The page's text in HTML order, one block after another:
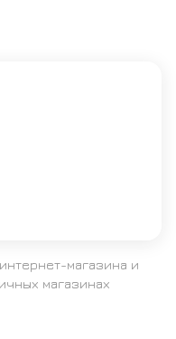
магазина и
магазинах